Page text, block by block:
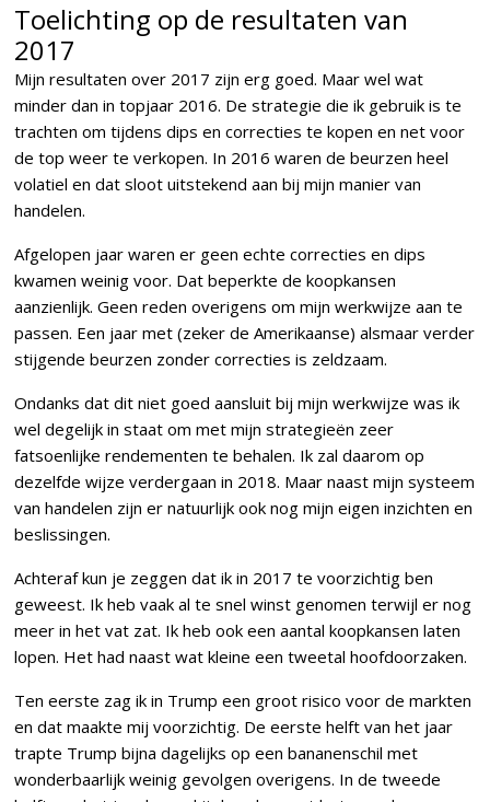
Toelichting op de resultaten van
2017
Mijn resultaten over 2017 zijn erg goed. Maar wel wat
minder dan in topjaar 2016. De strategie die ik gebruik is te
trachten om tijdens dips en correcties te kopen en net voor
de top weer te verkopen. In 2016 waren de beurzen heel
volatiel en dat sloot uitstekend aan bij mijn manier van
handelen.
Afgelopen jaar waren er geen echte correcties en dips
kwamen weinig voor. Dat beperkte de koopkansen
aanzienlijk. Geen reden overigens om mijn werkwijze aan te
passen. Een jaar met (zeker de Amerikaanse) alsmaar verder
stijgende beurzen zonder correcties is zeldzaam.
Ondanks dat dit niet goed aansluit bij mijn werkwijze was ik
wel degelijk in staat om met mijn strategieën zeer
fatsoenlijke rendementen te behalen. Ik zal daarom op
dezelfde wijze verdergaan in 2018. Maar naast mijn systeem
van handelen zijn er natuurlijk ook nog mijn eigen inzichten en
beslissingen.
Achteraf kun je zeggen dat ik in 2017 te voorzichtig ben
geweest. Ik heb vaak al te snel winst genomen terwijl er nog
meer in het vat zat. Ik heb ook een aantal koopkansen laten
lopen. Het had naast wat kleine een tweetal hoofdoorzaken.
Ten eerste zag ik in Trump een groot risico voor de markten
en dat maakte mij voorzichtig. De eerste helft van het jaar
trapte Trump bijna dagelijks op een bananenschil met
wonderbaarlijk weinig gevolgen overigens. In de tweede